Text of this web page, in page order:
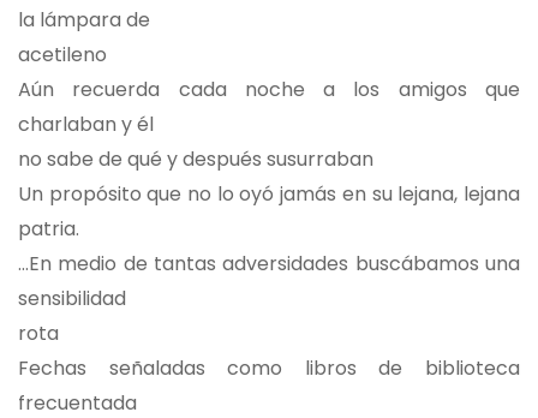
la lámpara de
acetileno
Aún recuerda cada noche a los amigos que
charlaban y él
no sabe de qué y después susurraban
Un propósito que no lo oyó jamás en su lejana, lejana
patria.
…En medio de tantas adversidades buscábamos una
sensibilidad
rota
Fechas señaladas como libros de biblioteca
frecuentada